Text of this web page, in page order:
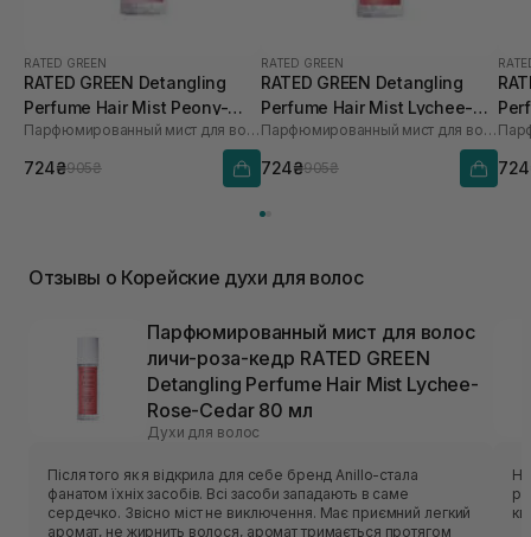
RATED GREEN
RATED GREEN Detangling
Perfume Hair Mist Peony-
Coconut-Sandal
Парфюмированный мист для волос пион-кокос-сандал
724₴905₴
RATED GREEN
RATED GREEN Detangling
Perfume Hair Mist Lychee-
Rose-Cedar 80 мл
Парфюмированный мист для волос личи-роза-кедр
724₴905₴
Отзывы о Корейские духи для волос
Парфюмированный мист для волос
личи-роза-кедр RATED GREEN
Detangling Perfume Hair Mist Lychee-
Rose-Cedar 80 мл
Духи для волос
Після того як я відкрила для себе бренд Anillo-стала
фанатом їхніх засобів. Всі засоби западають в саме
сердечко. Звісно міст не виключення. Має приємний легкий
аромат, не жирнить волося, аромат тримається протягом
розхід Троянду не